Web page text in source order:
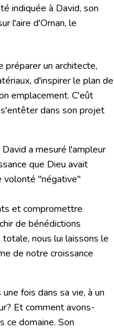
indiquée à David, son
l'aire d'Ornan, le
un architecte,
d'inspirer le plan de
emplacement. C'eût
dans son projet
a mesuré l'ampleur
que Dieu avait
volonté "négative"
et compromettre
de bénédictions
nous lui laissons le
de notre croissance
fois dans sa vie, à un
Et comment avons-
ce domaine. Son